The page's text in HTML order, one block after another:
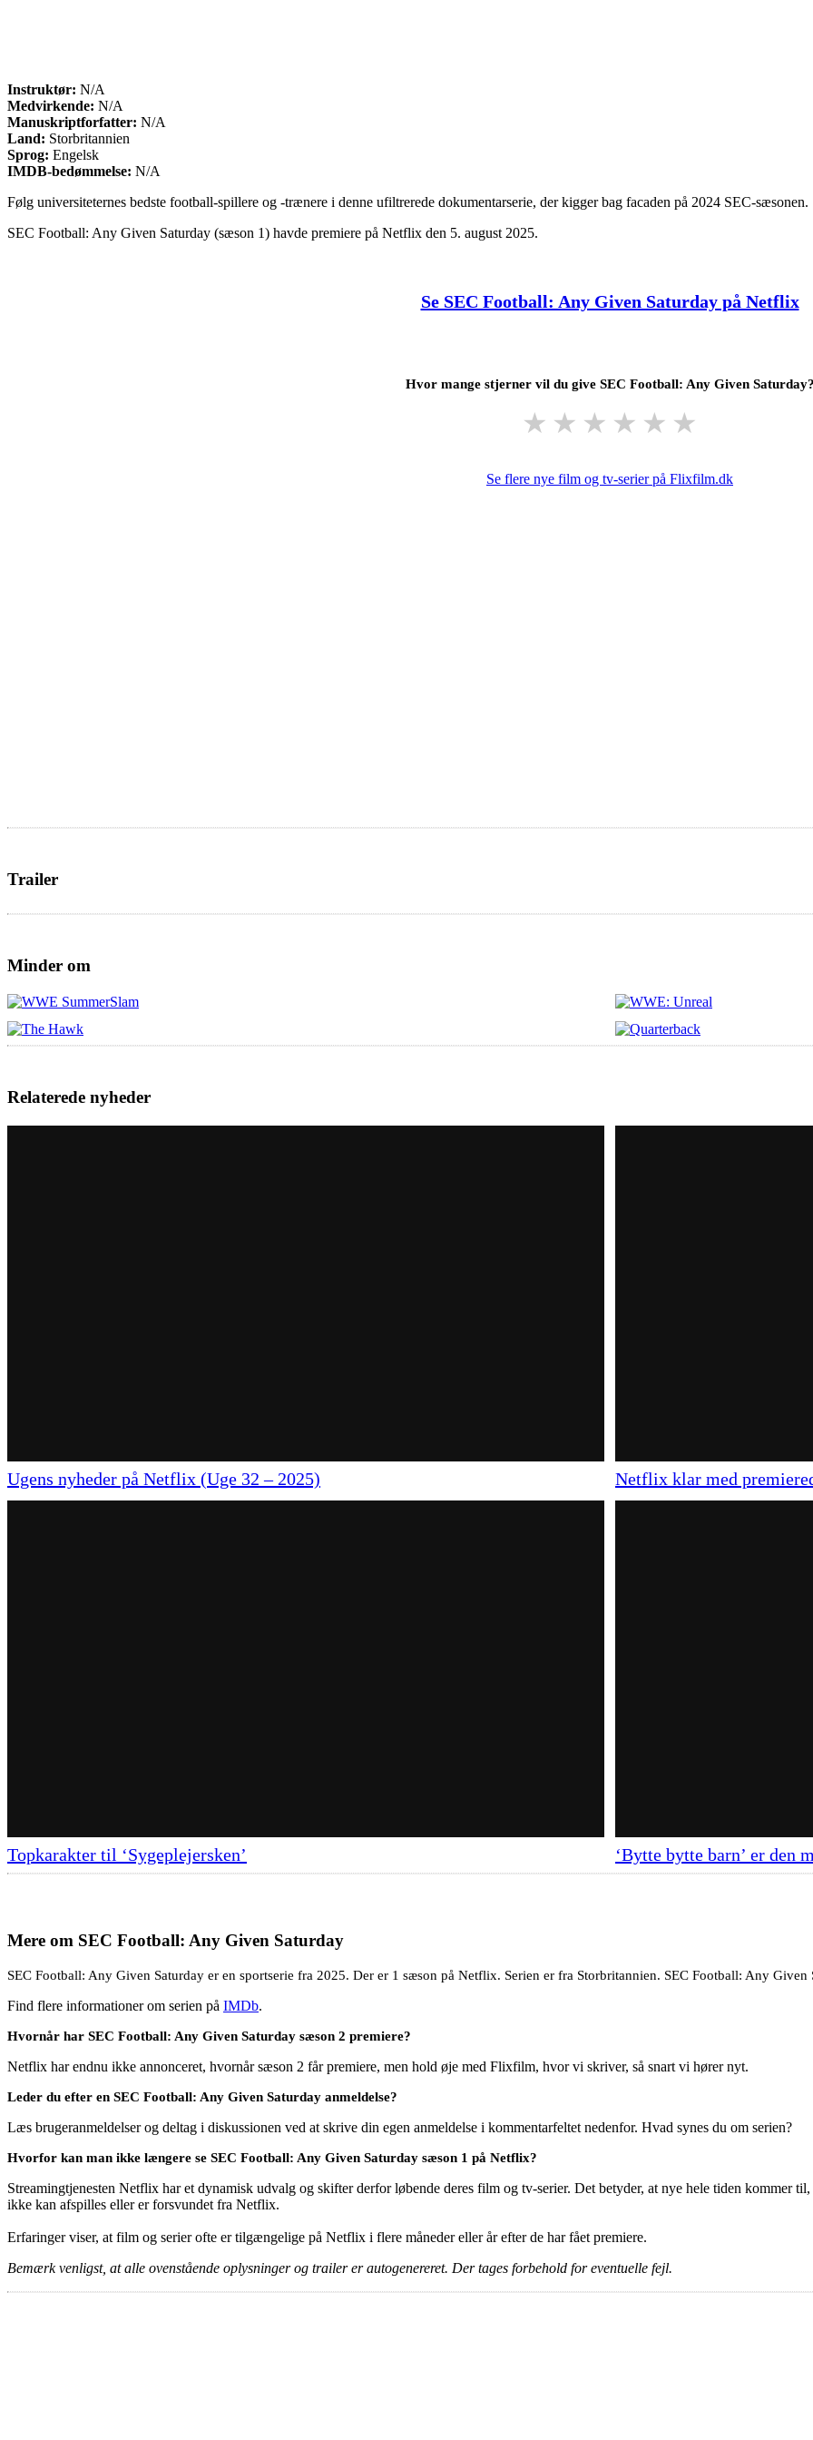
Instruktør: N/A
Medvirkende: N/A
Manuskriptforfatter: N/A
Land: Storbritannien
Sprog: Engelsk
IMDB-bedømmelse: N/A
Følg universiteternes bedste football-spillere og -trænere i denne ufiltrerede dokumentarserie, der kigger bag facaden på 2024 SEC-sæsonen.
SEC Football: Any Given Saturday (sæson 1) havde premiere på Netflix den 5. august 2025.
Se SEC Football: Any Given Saturday på Netflix
Hvor mange stjerner vil du give SEC Football: Any Given Saturday?
★ ★ ★ ★ ★ ★
Se flere nye film og tv-serier på Flixfilm.dk
Trailer
Minder om
Relaterede nyheder
Ugens nyheder på Netflix (Uge 32 – 2025) Netflix klar med
Topkarakter til ‘Sygeplejersken’ ‘Bytte bytte barn’ er den
Mere om SEC Football: Any Given Saturday
SEC Football: Any Given Saturday er en sportserie fra 2025. Der er 1 sæson på Netflix. Serien er fra Storbritannien. SEC Football: Any
Find flere informationer om serien på IMDb.
Hvornår har SEC Football: Any Given Saturday sæson 2 premiere?
Netflix har endnu ikke annonceret, hvornår sæson 2 får premiere, men hold øje med Flixfilm, hvor vi skriver, så snart vi hører nyt.
Leder du efter en SEC Football: Any Given Saturday anmeldelse?
Læs brugeranmeldelser og deltag i diskussionen ved at skrive din egen anmeldelse i kommentarfeltet nedenfor. Hvad synes du om serien?
Hvorfor kan man ikke længere se SEC Football: Any Given Saturday sæson 1 på Netflix?
Streamingtjenesten Netflix har et dynamisk udvalg og skifter derfor løbende deres film og tv-serier. Det betyder, at nye hele tiden kommer
ikke kan afspilles eller er forsvundet fra Netflix.
Erfaringer viser, at film og serier ofte er tilgængelige på Netflix i flere måneder eller år efter de har fået premiere.
Bemærk venligst, at alle ovenstående oplysninger og trailer er autogenereret. Der tages forbehold for eventuelle fejl.